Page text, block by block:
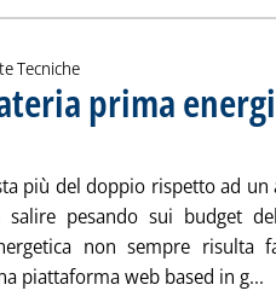
Tecniche
prima
venerdì 27 agosto 2021 alle 9.50.
più del doppio rispetto ad
pesando sui budget
non sempre risulta
piattaforma web based in g...